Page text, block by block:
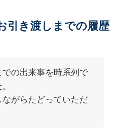
引き渡しまでの履歴
での出来事を時系列で
ながらたどっていただ